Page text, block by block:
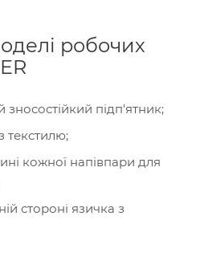
робочих
зносостійкий підп'ятник;
текстилю;
кожної напівпари для
стороні язичка з